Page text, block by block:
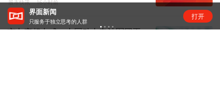
股市快讯 16小时前
市占率超七成，中国动力电池军团再
界面新闻
只服务于独立思考的人群
打开